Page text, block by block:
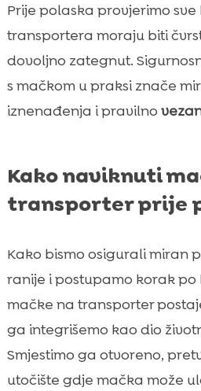
Prije polaska provjerimo
transportera moraju biti
dovoljno zategnut.
s mačkom u praksi znače
iznenađenja i pravilno
Kako naviknuti
transporter prije
Kako bismo osigurali miran
ranije i postupamo korak
mačke na transporter
ga integrišemo kao dio
Smjestimo ga otvoreno,
utočište gdje mačka može